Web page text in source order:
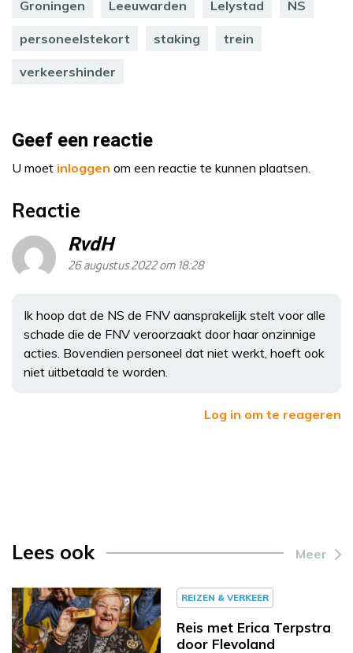
Groningen Leeuwarden Lelystad NS
personeelstekort staking trein
verkeershinder
Geef een reactie
U moet inloggen om een reactie te kunnen plaatsen.
Reactie
RvdH
26 augustus 2022 om 18:28
Ik hoop dat de NS de FNV aansprakelijk stelt voor alle
schade die de FNV veroorzaakt door haar onzinnige
acties. Bovendien personeel dat niet werkt, hoeft ook
niet uitbetaald te worden.
Log in om te reageren
Lees ook Meer
REIZEN & VERKEER
Reis met Erica Terpstra
door Flevoland